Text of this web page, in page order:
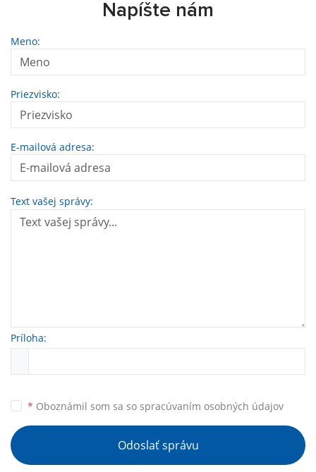
Napíšte nám
Meno:
Priezvisko:
E-mailová adresa:
Text vašej správy:
Príloha:
* Oboznámil som sa so spracúvaním osobných údajov
Odoslať správu